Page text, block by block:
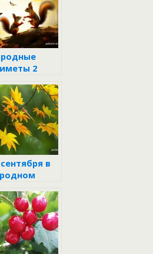
2
сентября в